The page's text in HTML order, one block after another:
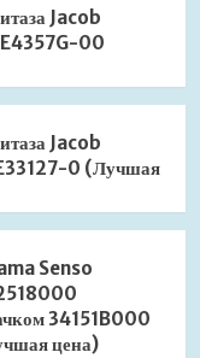
Jacob
00
Jacob
0 (Лучшая
Senso
34151B000
цена)